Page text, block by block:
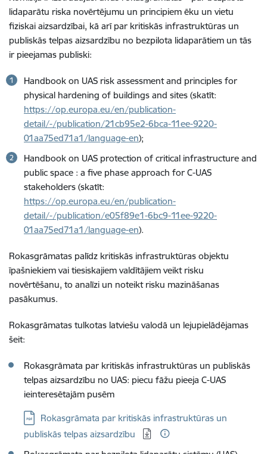
lidaparātu riska novērtējumu un principiem ēku un vietu
fiziskai aizsardzībai, kā arī par kritiskās infrastruktūras un
publiskās telpas aizsardzību no bezpilota lidaparātiem un tās
ir pieejamas publiski:
Handbook on UAS risk assessment and principles for
physical hardening of buildings and sites (skatīt:
https://op.europa.eu/en/publication-
detail/-/publication/21cb95e2-6bca-11ee-9220-
01aa75ed71a1/language-en);
Handbook on UAS protection of critical infrastructure and
public space : a five phase approach for C-UAS
stakeholders (skatīt:
https://op.europa.eu/en/publication-
detail/-/publication/e05f89e1-6bc9-11ee-9220-
01aa75ed71a1/language-en).
Rokasgrāmatas palīdz kritiskās infrastruktūras objektu
īpašniekiem vai tiesiskajiem valdītājiem veikt risku
novērtēšanu, to analīzi un noteikt risku mazināšanas
pasākumus.
Rokasgrāmatas tulkotas latviešu valodā un lejupielādējamas
šeit:
Rokasgrāmata par kritiskās infrastruktūras un publiskās
telpas aizsardzību no UAS: piecu fāžu pieeja C-UAS
ieinteresētajām pusēm
Lejupielādēt:
Rokasgrāmata par kritiskās infrastruktūras un
publiskās telpas aizsardzību